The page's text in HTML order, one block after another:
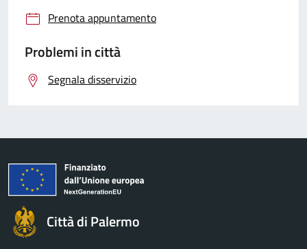
Prenota appuntamento
Problemi in città
Segnala disservizio
Città di Palermo